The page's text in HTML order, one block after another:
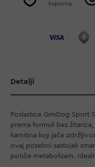
kupovina
Detalji
Poslastice GimDog Sport
prema formuli bez
karnitina koji jača
ovaj posebni sastojak
potiče metabolizam.